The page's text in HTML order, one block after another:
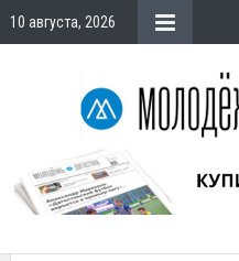
10 августа, 2026